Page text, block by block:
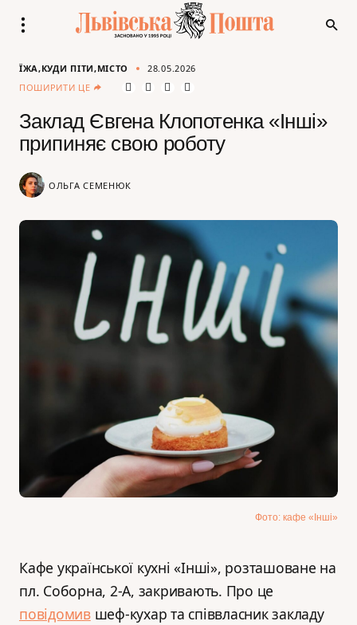
ЇЖА КУДИ ПІТИ МІСТО
28.05.2026
ПОШИРИТИ ЦЕ
Заклад Євгена Клопотенка «Інші»
припиняє свою роботу
ОЛЬГА СЕМЕНЮК
Фото: кафе «Інші»
Кафе української кухні «Інші», розташоване на
пл. Соборна, 2-А, закривають. Про це
повідомившеф-кухар та співвласник закладу